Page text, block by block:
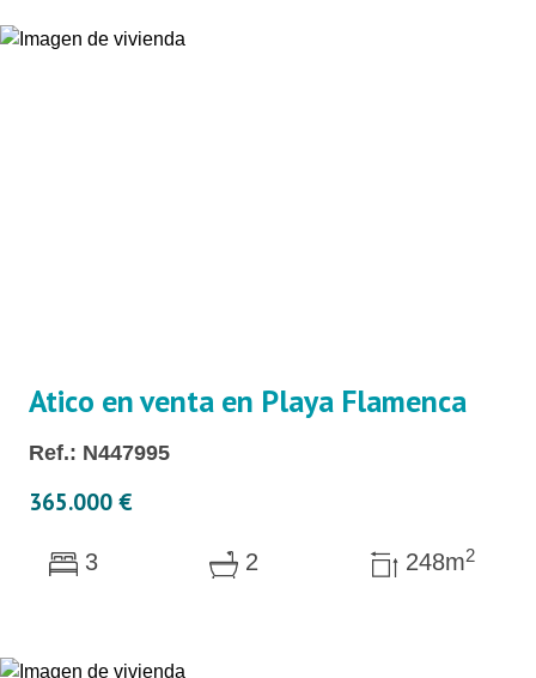
Atico en venta en Playa Flamenca
Ref.: N447995
365.000 €
3 2 248m2